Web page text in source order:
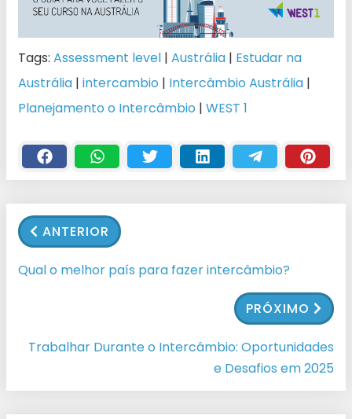
Tags: Assessment level | Austrália | Estudar na
Austrália | intercambio | Intercâmbio Austrália |
Planejamento o Intercâmbio | WEST 1
ANTERIOR
Qual o melhor país para fazer intercâmbio?
PRÓXIMO
Trabalhar Durante o Intercâmbio: Oportunidades
e Desafios em 2025